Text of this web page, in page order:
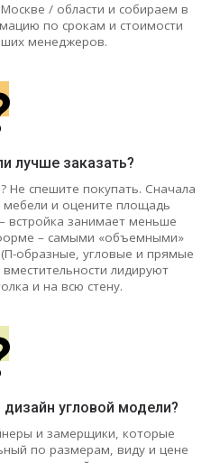
/ области и собираем в
по срокам и стоимости
менеджеров.
лучше заказать?
Не спешите покупать. Сначала
и оцените площадь
встройка занимает меньше
– самыми «объемными»
образные, угловые и прямые
лидируют
и на всю стену.
угловой модели?
и замерщики, которые
по размерам, виду и цене